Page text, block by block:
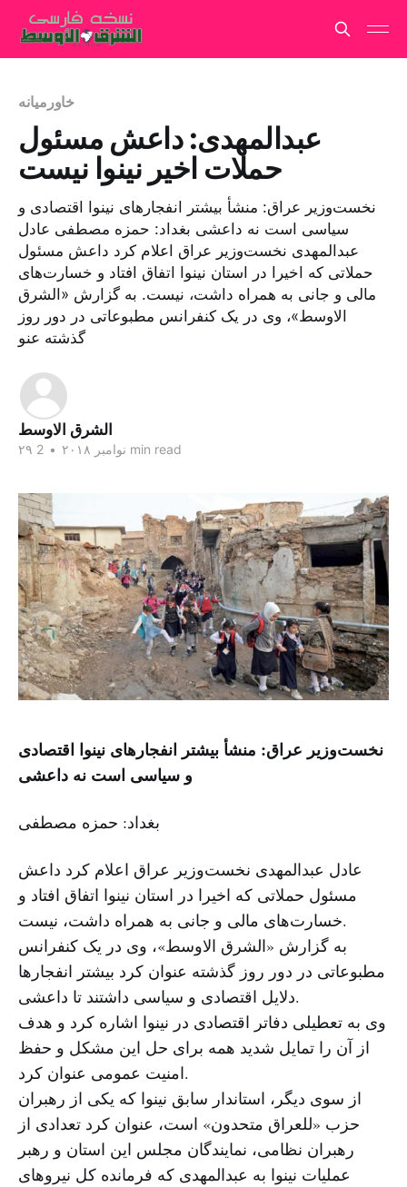
خاورمیانه
عبدالمهدی: داعش مسئول
حملات اخیر نینوا نیست
نخست‌وزیر عراق: منشأ بیشتر انفجارهای نینوا اقتصادی و
سیاسی است نه داعشی بغداد: حمزه مصطفی عادل
عبدالمهدی نخست‌وزیر عراق اعلام کرد داعش مسئول
حملاتی که اخیرا در استان نینوا اتفاق افتاد و خسارت‌های
مالی و جانی به همراه داشت، نیست. به گزارش «الشرق
الاوسط»، وی در یک کنفرانس مطبوعاتی در دور روز
گذشته عنو
الشرق الاوسط
۲۹ نوامبر ۲۰۱۸ • 2 min read
نخست‌وزیر عراق: منشأ بیشتر انفجارهای نینوا اقتصادی
و سیاسی است نه داعشی
بغداد: حمزه مصطفی
عادل عبدالمهدی نخست‌وزیر عراق اعلام کرد داعش
مسئول حملاتی که اخیرا در استان نینوا اتفاق افتاد و
خسارت‌های مالی و جانی به همراه داشت، نیست.
به گزارش «الشرق الاوسط»، وی در یک کنفرانس
مطبوعاتی در دور روز گذشته عنوان کرد بیشتر انفجارها
دلایل اقتصادی و سیاسی داشتند تا داعشی.
وی به تعطیلی دفاتر اقتصادی در نینوا اشاره کرد و هدف
از آن را تمایل شدید همه برای حل این مشکل و حفظ
امنیت عمومی عنوان کرد.
از سوی دیگر، استاندار سابق نینوا که یکی از رهبران
حزب «للعراق متحدون» است، عنوان کرد تعدادی از
رهبران نظامی، نمایندگان مجلس این استان و رهبر
عملیات نینوا به عبدالمهدی که فرمانده کل نیروهای